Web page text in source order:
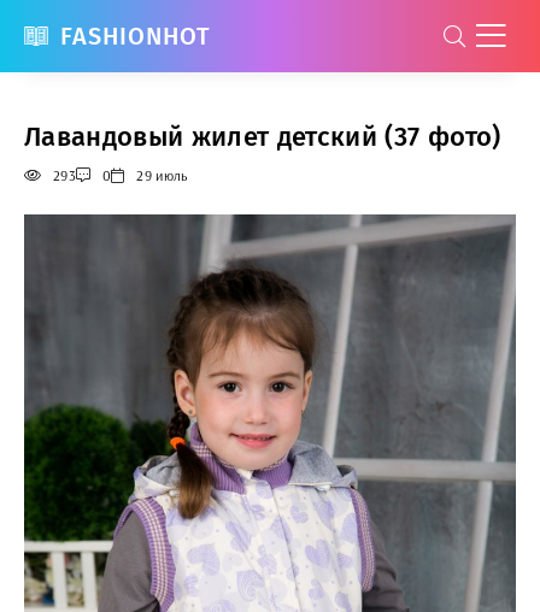
FASHIONHOT
Лавандовый жилет детский (37 фото)
293 0 29 июль